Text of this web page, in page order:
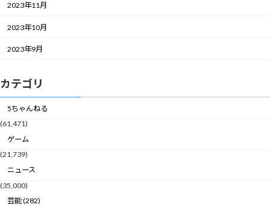
2023年11月
2023年10月
2023年9月
カテゴリ
5ちゃんねる
(61,471)
ゲーム
(21,739)
ニュース
(35,000)
芸能 (282)